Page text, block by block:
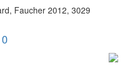
Faucher 2012, 3029